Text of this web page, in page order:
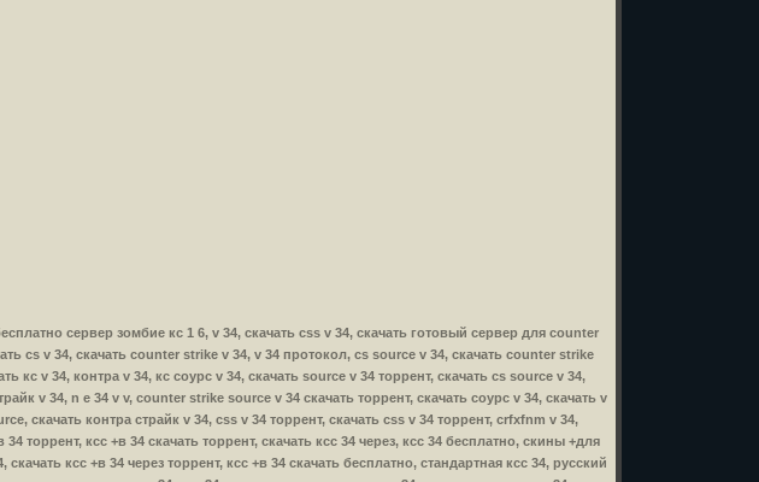
сервер зомбие кс 1 6, v 34, скачать css v 34, скачать готовый сервер для counter
cs v 34, скачать counter strike v 34, v 34 протокол, cs source v 34, скачать counter strike
v 34, контра v 34, кс соурс v 34, скачать source v 34 торрент, скачать cs source v 34,
v 34, n e 34 v v, counter strike source v 34 скачать торрент, скачать соурс v 34, скачать v
скачать контра страйк v 34, css v 34 торрент, скачать css v 34 торрент, crfxfnm v 34,
торрент, ксс +в 34 скачать торрент, скачать ксс 34 через, ксс 34 бесплатно, скины +для
ксс +в 34 через торрент, ксс +в 34 скачать бесплатно, стандартная ксс 34, русский